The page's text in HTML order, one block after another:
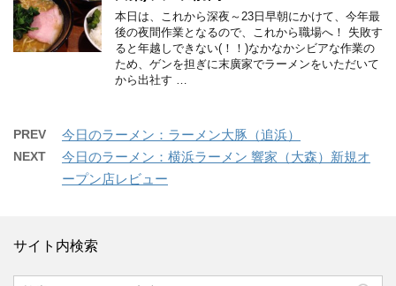
本日は、これから深夜～23日早朝にかけて、今年最
後の夜間作業となるので、これから職場へ！ 失敗す
ると年越しできない(！！)なかなかシビアな作業の
ため、ゲンを担ぎに末廣家でラーメンをいただいて
から出社す …
PREV 今日のラーメン：ラーメン大豚（追浜）
NEXT
今日のラーメン：横浜ラーメン 響家（大森）新規オ
ープン店レビュー
サイト内検索